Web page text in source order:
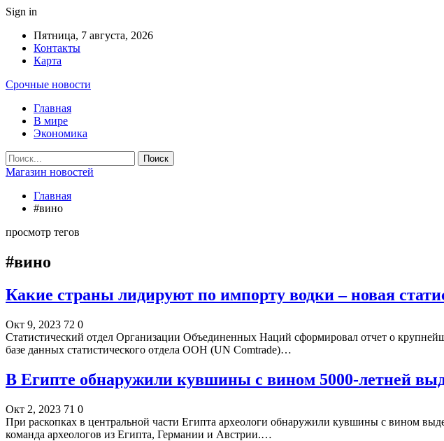
Sign in
Пятница, 7 августа, 2026
Контакты
Карта
Срочные новости
Главная
В мире
Экономика
Магазин новостей
Главная
#вино
просмотр тегов
#вино
Какие страны лидируют по импорту водки – новая
Окт 9, 2023 72 0
Статистический отдел Организации Объединенных Наций сформировал отчет о
базе данных статистического отдела ООН (UN Comtrade)…
В Египте обнаружили кувшины с вином 5000-летней
Окт 2, 2023 71 0
При раскопках в центральной части Египта археологи обнаружили кувшины с вином
команда археологов из Египта, Германии и Австрии.…